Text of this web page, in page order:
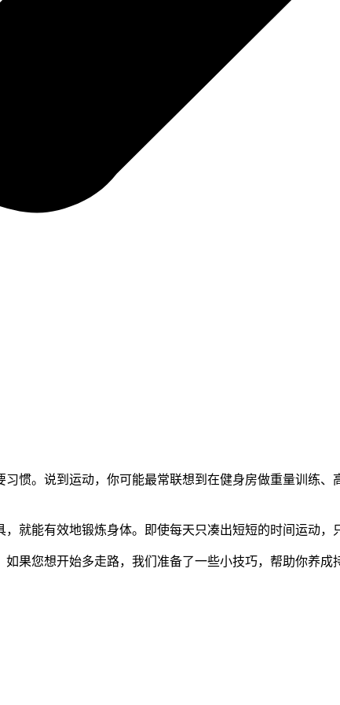
惯。说到运动，你可能最常联想到在健身房做重量训练
就能有效地锻炼身体。即使每天只凑出短短的时间运动，
果您想开始多走路，我们准备了一些小技巧，帮助你养成